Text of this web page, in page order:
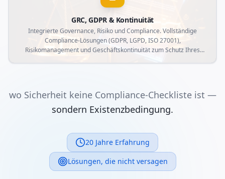
GRC, GDPR & Kontinuität
Integrierte Governance, Risiko und Compliance. Vollständige
Compliance-Lösungen (GDPR, LGPD, ISO 27001),
Risikomanagement und Geschäftskontinuität zum Schutz Ihres
wo Sicherheit keine Compliance-Checkliste ist —
sondern Existenzbedingung.
20 Jahre Erfahrung
Lösungen, die nicht versagen